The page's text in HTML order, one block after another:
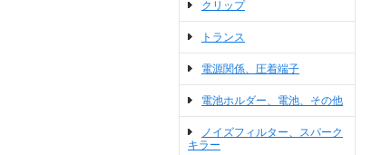
クリップ
トランス
電源関係、圧着端子
電池ホルダー、電池、その他
ノイズフィルター、スパーク
キラー